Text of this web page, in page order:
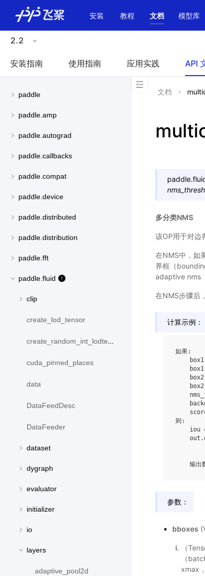
安装 教程 文档 模型库
2.2
安装指南 使用指南 应用实践 API
paddle
paddle.amp
paddle.autograd
paddle.callbacks
paddle.compat
paddle.device
paddle.distributed
paddle.distribution
paddle.fft
paddle.fluid
clip
create_lod_tensor
create_random_int_lodtensor
cuda_pinned_places
data
DataFeedDesc
DataFeeder
dataset
dygraph
evaluator
initializer
io
layers
adaptive_pool2d
文档
多分类NMS
该OP用于对边
在NMS中，如
界框（
adaptive nms
在NMS步骤后
计算示例：
如果:
则:
iou
参数：
bboxes
（
（
xmax